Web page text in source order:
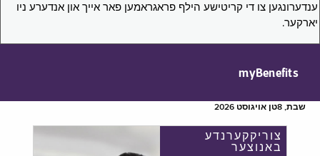
ענדערונגען צו די קריטישע הילף פראגראמען פאר אייך און אנדערע ניו
יארקער.
myBenefits
שבת, 8טן אויגוסט 2026
צוריקקערנדע
באנוצער